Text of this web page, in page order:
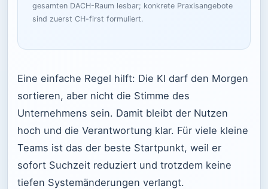
gesamten DACH-Raum lesbar; konkrete Praxisangebote
sind zuerst CH-first formuliert.
Eine einfache Regel hilft: Die KI darf den Morgen
sortieren, aber nicht die Stimme des
Unternehmens sein. Damit bleibt der Nutzen
hoch und die Verantwortung klar. Für viele kleine
Teams ist das der beste Startpunkt, weil er
sofort Suchzeit reduziert und trotzdem keine
tiefen Systemänderungen verlangt.